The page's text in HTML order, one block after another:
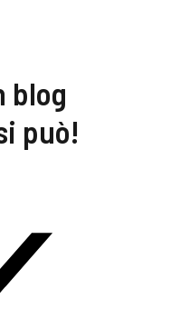
blog
può!